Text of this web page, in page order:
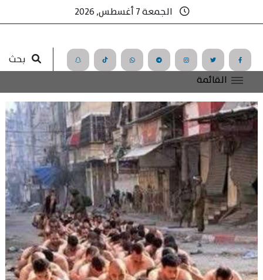
الجمعة 7 أغسطس, 2026
بحث
القائمة